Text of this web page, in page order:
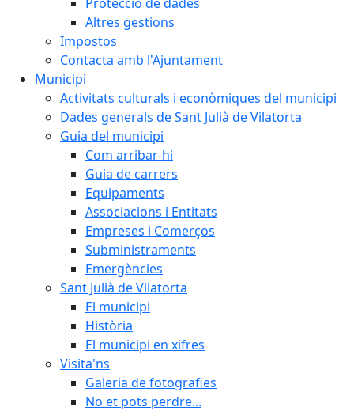
Altres gestions
Impostos
Contacta amb l'Ajuntament
Municipi
Activitats culturals i econòmiques del municipi
Dades generals de Sant Julià de Vilatorta
Guia del municipi
Com arribar-hi
Guia de carrers
Equipaments
Associacions i Entitats
Empreses i Comerços
Subministraments
Emergències
Sant Julià de Vilatorta
El municipi
Història
El municipi en xifres
Visita'ns
Galeria de fotografies
No et pots perdre...